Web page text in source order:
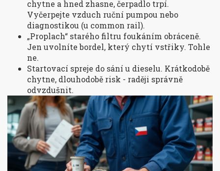
chytne a hned zhasne, čerpadlo trpí.
Vyčerpejte vzduch ruční pumpou nebo
diagnostikou (u common rail).
„Proplach“ starého filtru foukáním obráceně.
Jen uvolníte bordel, který chytí vstřiky. Tohle
ne.
Startovací spreje do sání u dieselu. Krátkodobě
chytne, dlouhodobě risk - raději správně
odvzdušnit.